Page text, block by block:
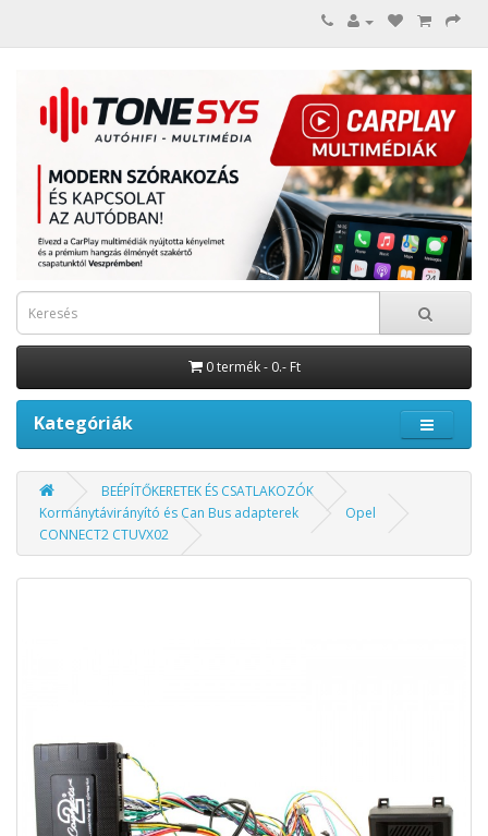
0 termék - 0.- Ft
Kategóriák
BEÉPÍTŐKERETEK ÉS CSATLAKOZÓK
Kormánytávirányító és Can Bus adapterek
Opel
CONNECT2 CTUVX02